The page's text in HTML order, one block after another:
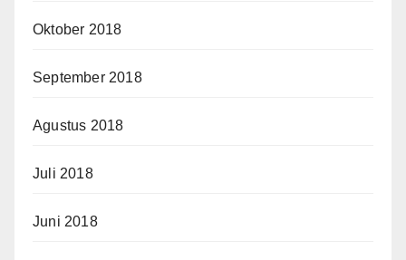
Oktober 2018
September 2018
Agustus 2018
Juli 2018
Juni 2018